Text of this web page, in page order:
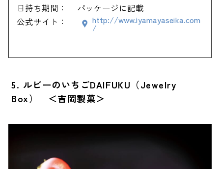
日持ち期間：
パッケージに記載
公式サイト：
http://www.iyamayaseika.com
/
5. ルビーのいちごDAIFUKU（Jewelry
Box） ＜吉岡製菓＞